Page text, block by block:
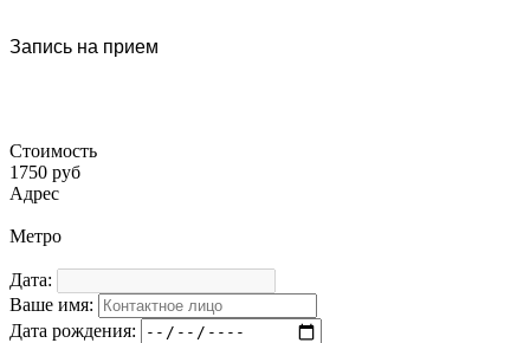
Запись на прием
Стоимость
1750 руб
Адрес
Метро
Дата:
Ваше имя:
Дата рождения: